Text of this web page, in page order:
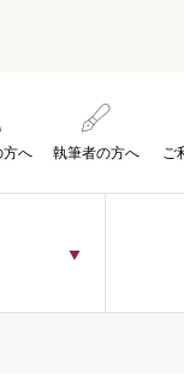
方へ 執筆者の方へ ご